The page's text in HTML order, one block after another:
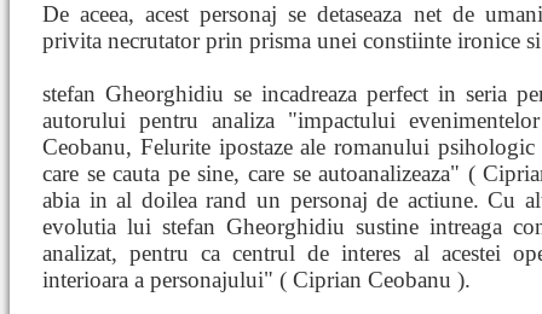
De aceea, acest personaj se detaseaza net de
privita necrutator prin prisma unei constiinte ironice
stefan Gheorghidiu se incadreaza perfect in seria
autorului pentru analiza "impactului
Ceobanu, Felurite ipostaze ale romanului
care se cauta pe sine, care se autoanalizeaza" (
abia in al doilea rand un personaj de actiune. Cu
evolutia lui stefan Gheorghidiu sustine intreaga
analizat, pentru ca centrul de interes al acestei
interioara a personajului" ( Ciprian Ceobanu ).